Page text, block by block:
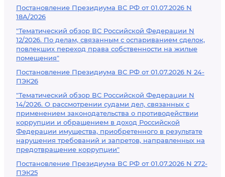
Постановление Президиума ВС РФ от 01.07.2026 N
18А/2026
"Тематический обзор ВС Российской Федерации N
12/2026. По делам, связанным с оспариванием сделок,
повлекших переход права собственности на жилые
помещения"
Постановление Президиума ВС РФ от 01.07.2026 N 24-
ПЭК26
"Тематический обзор ВС Российской Федерации N
14/2026. О рассмотрении судами дел, связанных с
применением законодательства о противодействии
коррупции и обращением в доход Российской
Федерации имущества, приобретенного в результате
нарушения требований и запретов, направленных на
предотвращение коррупции"
Постановление Президиума ВС РФ от 01.07.2026 N 272-
ПЭК25